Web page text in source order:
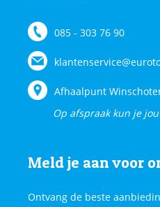
085 - 303 76 90
Afhaalpunt
Op afspraak kun je
Meld je aan voor
Ontvang de beste